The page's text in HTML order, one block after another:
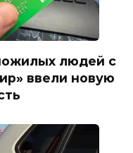
людей с
ввели новую